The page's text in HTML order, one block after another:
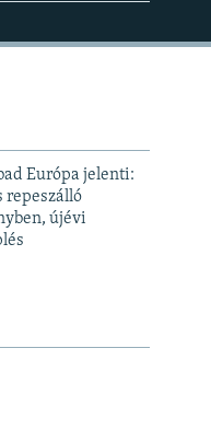
Európa jelenti:
repeszálló
újévi